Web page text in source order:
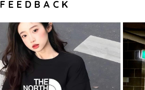
FEEDBACK